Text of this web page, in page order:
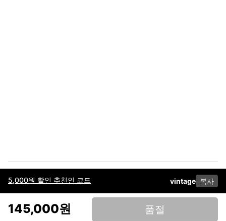
5,000원 할인 추천인 코드 vintage 복사
145,000원 품절
이용약관고객센터판매개인정보 처리방침사업자 정보다운로드